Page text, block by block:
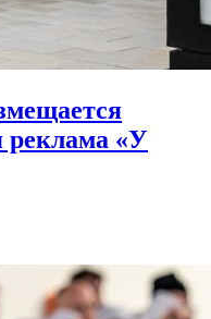
реклама «У